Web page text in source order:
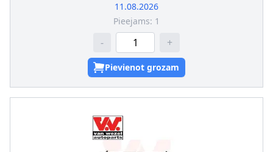
11.08.2026
Pieejams: 1
- +
Pievienot grozam